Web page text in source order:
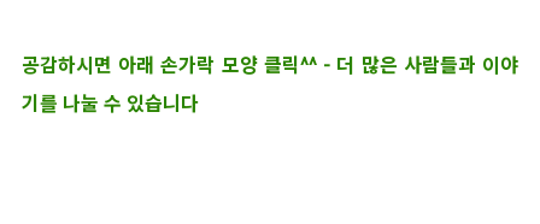
공감하시면 아래 손가락 모양 클릭^^ - 더 많은 사람들과 이야
기를 나눌 수 있습니다